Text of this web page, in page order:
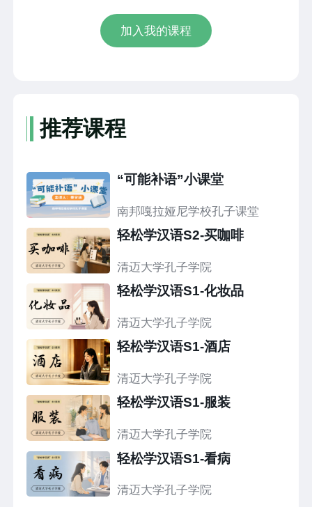
加入我的课程
推荐课程
“可能补语”小课堂
南邦嘎拉娅尼学校孔子课堂
轻松学汉语S2-买咖啡
清迈大学孔子学院
轻松学汉语S1-化妆品
清迈大学孔子学院
轻松学汉语S1-酒店
清迈大学孔子学院
轻松学汉语S1-服装
清迈大学孔子学院
轻松学汉语S1-看病
清迈大学孔子学院